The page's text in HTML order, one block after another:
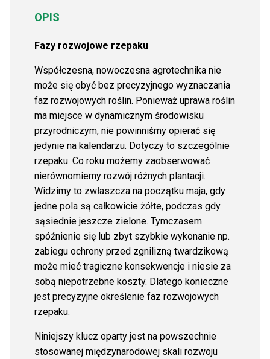
OPIS
Fazy rozwojowe rzepaku
Współczesna, nowoczesna agrotechnika nie
może się obyć bez precyzyjnego wyznaczania
faz rozwojowych roślin. Ponieważ uprawa roślin
ma miejsce w dynamicznym środowisku
przyrodniczym, nie powinniśmy opierać się
jedynie na kalendarzu. Dotyczy to szczególnie
rzepaku. Co roku możemy zaobserwować
nierównomierny rozwój różnych plantacji.
Widzimy to zwłaszcza na początku maja, gdy
jedne pola są całkowicie żółte, podczas gdy
sąsiednie jeszcze zielone. Tymczasem
spóźnienie się lub zbyt szybkie wykonanie np.
zabiegu ochrony przed zgnilizną twardzikową
może mieć tragiczne konsekwencje i niesie za
sobą niepotrzebne koszty. Dlatego konieczne
jest precyzyjne określenie faz rozwojowych
rzepaku.
Niniejszy klucz oparty jest na powszechnie
stosowanej międzynarodowej skali rozwoju